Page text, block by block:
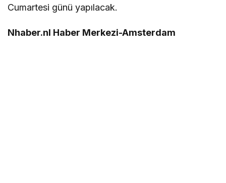
Cumartesi günü yapılacak.
Nhaber.nl Haber Merkezi-Amsterdam